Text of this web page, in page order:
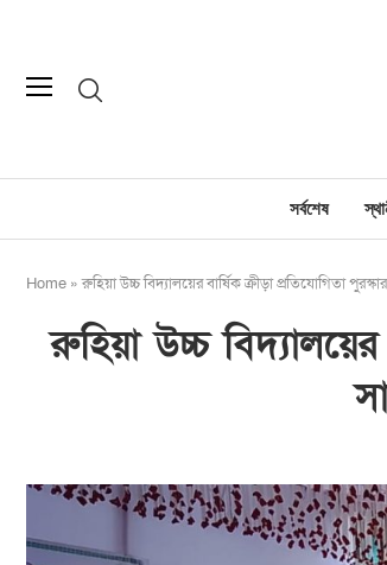
সর্বশেষ
Home »রুহিয়া উচ্চ বিদ্যালয়ের বার্ষিক ক্রীড়া প্রতিযোগিতা
রুহিয়া উচ্চ